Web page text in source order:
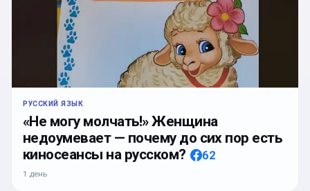
РУССКИЙ ЯЗЫК
«Не могу молчать!» Женщина
недоумевает — почему до сих пор есть
киносеансы на русском?
62
1 день